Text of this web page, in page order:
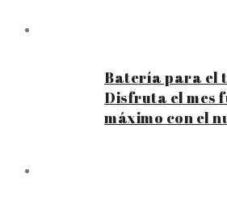
Batería para el
Disfruta el mes
máximo con el